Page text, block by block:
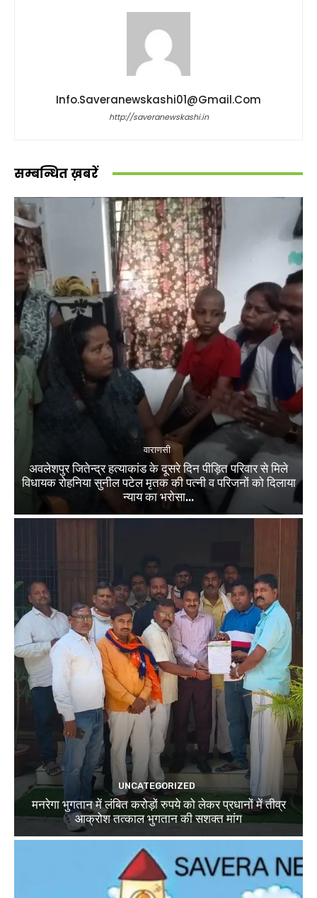
Info.saveranewskashi01@gmail.com
http://saveranewskashi.in
सम्बन्धित ख़बरें
वाराणसी
अवलेशपुर जितेन्द्र हत्याकांड के दूसरे दिन पीड़ित परिवार से मिले
विधायक रोहनिया सुनील पटेल मृतक की पत्नी व परिजनों को दिलाया
न्याय का भरोसा...
UNCATEGORIZED
मनरेगा भुगतान में लंबित करोड़ों रुपये को लेकर प्रधानों में तीव्र
आक्रोश तत्काल भुगतान की सशक्त मांग